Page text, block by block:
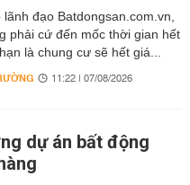
lãnh đạo Batdongsan.com.vn,
phải cứ đến mốc thời gian hết
là chung cư sẽ hết giá...
11:22 | 07/08/2026
dự án bất động